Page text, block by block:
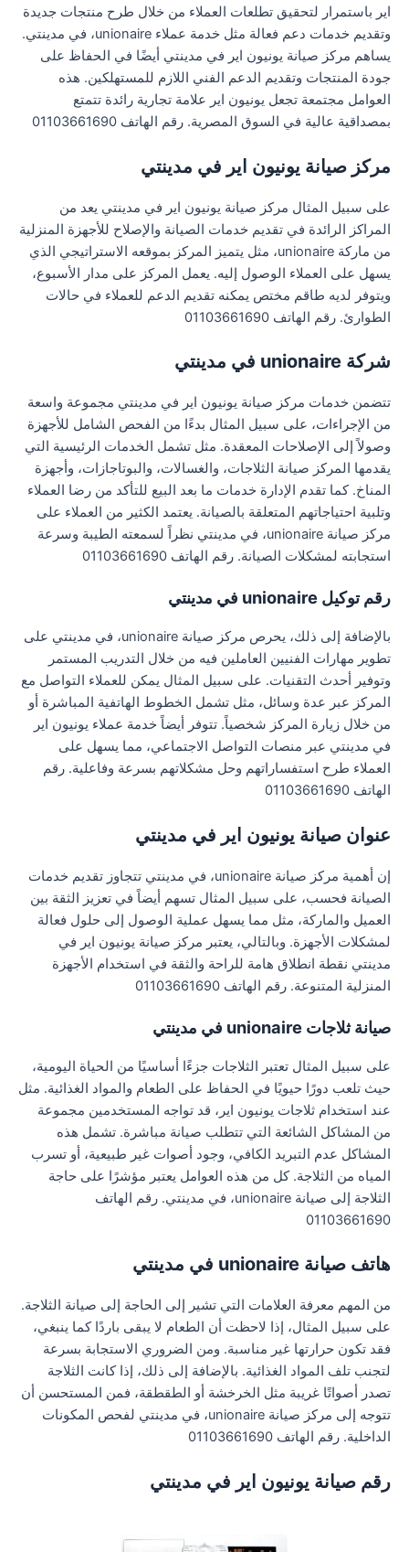
اير باستمرار لتحقيق تطلعات العملاء من خلال طرح منتجات جديدة
وتقديم خدمات دعم فعالة مثل خدمة عملاء unionaire، في مدينتي.
يساهم مركز صيانة يونيون اير في مدينتي أيضًا في الحفاظ على
جودة المنتجات وتقديم الدعم الفني اللازم للمستهلكين. هذه
العوامل مجتمعة تجعل يونيون اير علامة تجارية رائدة تتمتع
بمصداقية عالية في السوق المصرية. رقم الهاتف 01103661690
مركز صيانة يونيون اير في مدينتي
على سبيل المثال مركز صيانة يونيون اير في مدينتي يعد من
المراكز الرائدة في تقديم خدمات الصيانة والإصلاح للأجهزة المنزلية
من ماركة unionaire، مثل يتميز المركز بموقعه الاستراتيجي الذي
يسهل على العملاء الوصول إليه. يعمل المركز على مدار الأسبوع،
ويتوفر لديه طاقم مختص يمكنه تقديم الدعم للعملاء في حالات
الطوارئ. رقم الهاتف 01103661690
شركة unionaire في مدينتي
تتضمن خدمات مركز صيانة يونيون اير في مدينتي مجموعة واسعة
من الإجراءات، على سبيل المثال بدءًا من الفحص الشامل للأجهزة
وصولاً إلى الإصلاحات المعقدة. مثل تشمل الخدمات الرئيسية التي
يقدمها المركز صيانة الثلاجات، والغسالات، والبوتاجازات، وأجهزة
المناخ. كما تقدم الإدارة خدمات ما بعد البيع للتأكد من رضا العملاء
وتلبية احتياجاتهم المتعلقة بالصيانة. يعتمد الكثير من العملاء على
مركز صيانة unionaire، في مدينتي نظراً لسمعته الطيبة وسرعة
استجابته لمشكلات الصيانة. رقم الهاتف 01103661690
رقم توكيل unionaire في مدينتي
بالإضافة إلى ذلك، يحرص مركز صيانة unionaire، في مدينتي على
تطوير مهارات الفنيين العاملين فيه من خلال التدريب المستمر
وتوفير أحدث التقنيات. على سبيل المثال يمكن للعملاء التواصل مع
المركز عبر عدة وسائل، مثل تشمل الخطوط الهاتفية المباشرة أو
من خلال زيارة المركز شخصياً. تتوفر أيضاً خدمة عملاء يونيون اير
في مدينتي عبر منصات التواصل الاجتماعي، مما يسهل على
العملاء طرح استفساراتهم وحل مشكلاتهم بسرعة وفاعلية. رقم
الهاتف 01103661690
عنوان صيانة يونيون اير في مدينتي
إن أهمية مركز صيانة unionaire، في مدينتي تتجاوز تقديم خدمات
الصيانة فحسب، على سبيل المثال تسهم أيضاً في تعزيز الثقة بين
العميل والماركة، مثل مما يسهل عملية الوصول إلى حلول فعالة
لمشكلات الأجهزة. وبالتالي، يعتبر مركز صيانة يونيون اير في
مدينتي نقطة انطلاق هامة للراحة والثقة في استخدام الأجهزة
المنزلية المتنوعة. رقم الهاتف 01103661690
صيانة ثلاجات unionaire في مدينتي
على سبيل المثال تعتبر الثلاجات جزءًا أساسيًا من الحياة اليومية،
حيث تلعب دورًا حيويًا في الحفاظ على الطعام والمواد الغذائية. مثل
عند استخدام ثلاجات يونيون اير، قد تواجه المستخدمين مجموعة
من المشاكل الشائعة التي تتطلب صيانة مباشرة. تشمل هذه
المشاكل عدم التبريد الكافي، وجود أصوات غير طبيعية، أو تسرب
المياه من الثلاجة. كل من هذه العوامل يعتبر مؤشرًا على حاجة
الثلاجة إلى صيانة unionaire، في مدينتي. رقم الهاتف
01103661690
هاتف صيانة unionaire في مدينتي
من المهم معرفة العلامات التي تشير إلى الحاجة إلى صيانة الثلاجة.
على سبيل المثال، إذا لاحظت أن الطعام لا يبقى باردًا كما ينبغي،
فقد تكون حرارتها غير مناسبة. ومن الضروري الاستجابة بسرعة
لتجنب تلف المواد الغذائية. بالإضافة إلى ذلك، إذا كانت الثلاجة
تصدر أصواتًا غريبة مثل الخرخشة أو الطقطقة، فمن المستحسن أن
تتوجه إلى مركز صيانة unionaire، في مدينتي لفحص المكونات
الداخلية. رقم الهاتف 01103661690
رقم صيانة يونيون اير في مدينتي